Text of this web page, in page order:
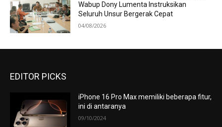
Wabup Dony Lumenta Instruksikan
Seluruh Unsur Bergerak Cepat
04/08/2026
EDITOR PICKS
iPhone 16 Pro Max memiliki beberapa fitur,
ini di antaranya
09/10/2024